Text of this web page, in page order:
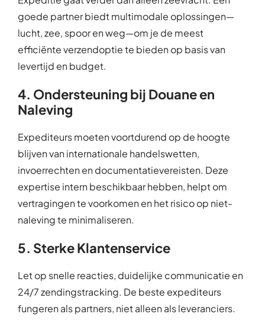
goede partner biedt multimodale oplossingen—
lucht, zee, spoor en weg—om je de meest
efficiënte verzendoptie te bieden op basis van
levertijd en budget.
4. Ondersteuning bij Douane en
Naleving
Expediteurs moeten voortdurend op de hoogte
blijven van internationale handelswetten,
invoerrechten en documentatievereisten. Deze
expertise intern beschikbaar hebben, helpt om
vertragingen te voorkomen en het risico op niet-
naleving te minimaliseren.
5. Sterke Klantenservice
Let op snelle reacties, duidelijke communicatie en
24/7 zendingstracking. De beste expediteurs
fungeren als partners, niet alleen als leveranciers.